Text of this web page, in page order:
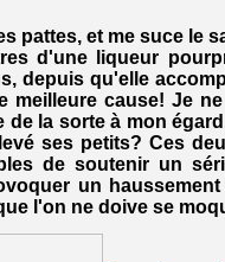
pattes, et me suce le
d'une liqueur
depuis qu'elle
meilleure cause! Je
la sorte à mon
ses petits? Ces
de soutenir un
un
l'on ne doive se